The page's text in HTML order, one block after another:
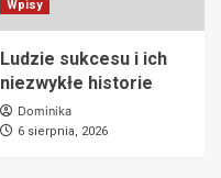
Wpisy
Ludzie sukcesu i ich
niezwykłe historie
Dominika
6 sierpnia, 2026